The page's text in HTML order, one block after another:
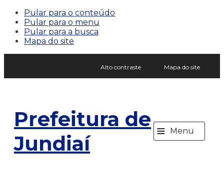
Pular para o conteúdo
Pular para o menu
Pular para a busca
Mapa do site
Alto contraste Mapa do site
Prefeitura de
Jundiaí
≡ Menu